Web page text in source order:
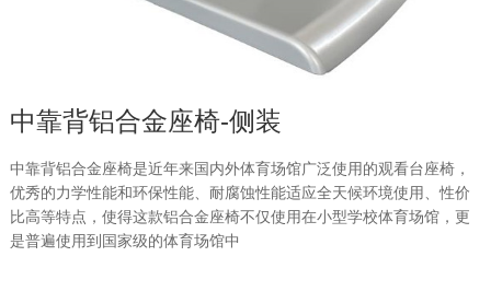
中靠背铝合金座椅-侧装
中靠背铝合金座椅是近年来国内外体育场馆广泛使用的观看台座椅，
优秀的力学性能和环保性能、耐腐蚀性能适应全天候环境使用、性价
比高等特点，使得这款铝合金座椅不仅使用在小型学校体育场馆，更
是普遍使用到国家级的体育场馆中